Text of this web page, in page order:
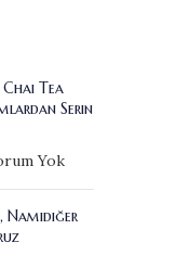
Chai Tea
Serin
Yok
Namıdiğer